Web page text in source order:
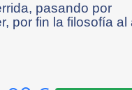
pasando por
por fin la filosofía al